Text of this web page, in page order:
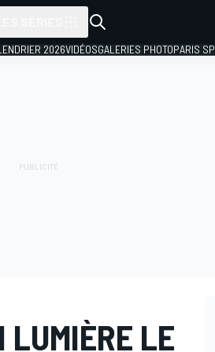
2026VIDÉOSGALERIES PHOTOPARIS
LE